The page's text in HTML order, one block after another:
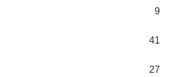
9
41
27